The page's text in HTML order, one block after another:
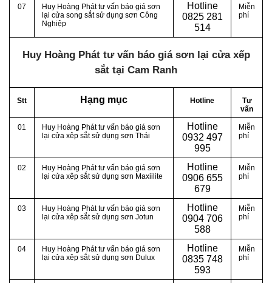
07
Huy Hoàng Phát tư vấn báo giá sơn
lại cửa song sắt sử dụng sơn Công
Nghiệp
Hotline
0825 281
514
Miễn
phí
Huy Hoàng Phát tư vấn báo giá sơn lại cửa xếp
sắt tại Cam Ranh
Stt Hạng mục Hotline
Tư
vấn
01
Huy Hoàng Phát tư vấn báo giá sơn
lại cửa xêp sắt sử dụng sơn Thái
Hotline
0932 497
995
Miễn
phí
02
Huy Hoàng Phát tư vấn báo giá sơn
lại cửa xêp sắt sử dụng sơn Maxiilite
Hotline
0906 655
679
Miễn
phí
03
Huy Hoàng Phát tư vấn báo giá sơn
lại cửa xêp sắt sử dụng sơn Jotun
Hotline
0904 706
588
Miễn
phí
04
Huy Hoàng Phát tư vấn báo giá sơn
lại cửa xêp sắt sử dụng sơn Dulux
Hotline
0835 748
593
Miễn
phí